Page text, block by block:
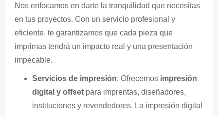
Nos enfocamos en darte la tranquilidad que necesitas
en tus proyectos. Con un servicio profesional y
eficiente, te garantizamos que cada pieza que
imprimas tendrá un impacto real y una presentación
impecable.
Servicios de impresión: Ofrecemos impresión
digital y offset para imprentas, diseñadores,
instituciones y revendedores. La impresión digital